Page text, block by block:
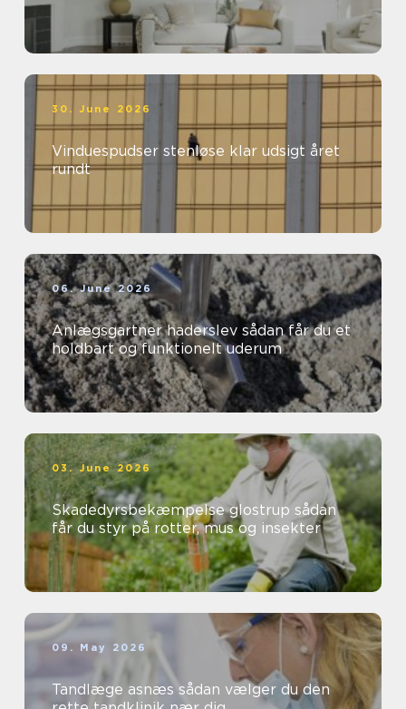
30. June 2026
Vinduespudser stenløse klar udsigt året
rundt
06. June 2026
Anlægsgartner haderslev sådan får du et
holdbart og funktionelt uderum
03. June 2026
Skadedyrsbekæmpelse glostrup sådan
får du styr på rotter, mus og insekter
09. May 2026
Tandlæge asnæs sådan vælger du den